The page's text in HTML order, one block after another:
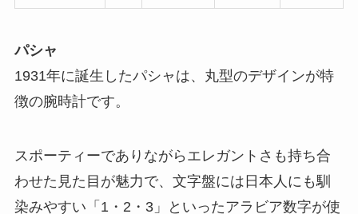
パシャ
1931年に誕生したパシャは、丸型のデザインが特
徴の腕時計です。
スポーティーでありながらエレガントさも持ち合
わせた見た目が魅力で、文字盤には日本人にも馴
染みやすい「1・2・3」といったアラビア数字が使